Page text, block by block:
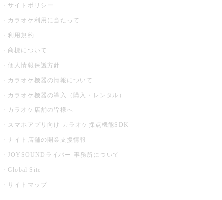
サイトポリシー
カラオケ利用に当たって
利用規約
商標について
個人情報保護方針
カラオケ機器の情報について
カラオケ機器の導入（購入・レンタル）
カラオケ店舗の皆様へ
スマホアプリ向け カラオケ採点機能SDK
ナイト店舗の開業支援情報
JOYSOUNDライバー 事務所について
Global Site
サイトマップ